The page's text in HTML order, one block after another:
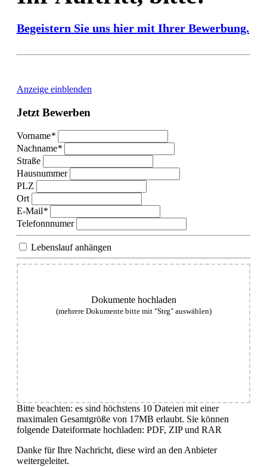
Begeistern Sie uns hier mit Ihrer Bewerbung.
Anzeige einblenden
Jetzt Bewerben
Vorname*
Nachname*
Straße
Hausnummer
PLZ
Ort
E-Mail*
Telefonnnumer
Lebenslauf anhängen
Dokumente hochladen
(mehrere Dokumente bitte mit "Strg" auswählen)
Bitte beachten: es sind höchstens 10 Dateien mit einer
maximalen Gesamtgröße von 17MB erlaubt. Sie können
folgende Dateiformate hochladen: PDF, ZIP und RAR
Danke für Ihre Nachricht, diese wird an den Anbieter
weitergeleitet.